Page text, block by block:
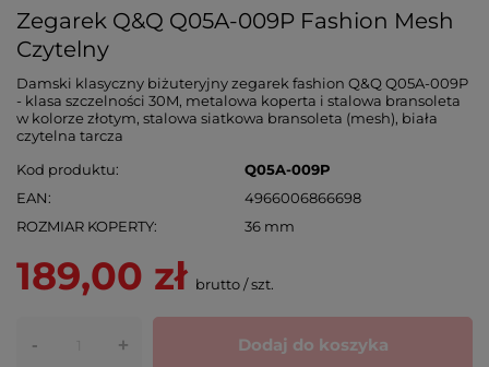
Zegarek Q&Q Q05A-009P Fashion Mesh
Czytelny
Damski klasyczny biżuteryjny zegarek fashion Q&Q Q05A-009P
- klasa szczelności 30M, metalowa koperta i stalowa bransoleta
w kolorze złotym, stalowa siatkowa bransoleta (mesh), biała
czytelna tarcza
Kod produktu
Q05A-009P
EAN
4966006866698
ROZMIAR KOPERTY
36 mm
189,00 zł brutto/szt.
- + Dodaj do koszyka